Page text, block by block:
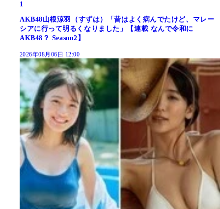
1
AKB48山根涼羽（すずは）「昔はよく病んでたけど、マレー
シアに行って明るくなりました」【連載 なんで令和に
AKB48？ Season2】
2026年08月06日 12:00